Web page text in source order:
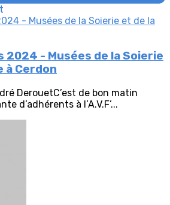
2024 - Musées de la Soierie
à Cerdon
DerouetC’est de bon matin
d’adhérents à l’A.V.F’...